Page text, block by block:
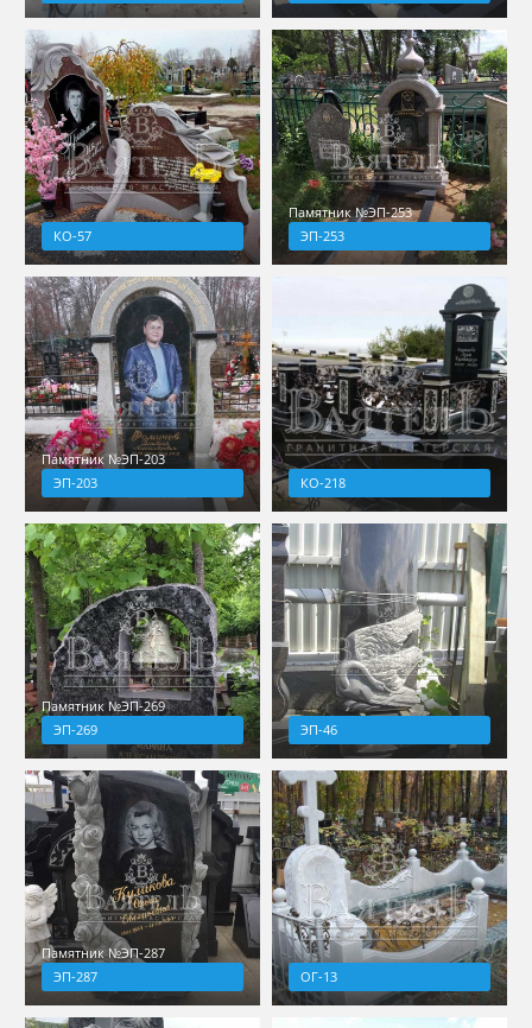
КО-57
Памятник №ЭП-253
ЭП-253
Памятник №ЭП-203
ЭП-203
КО-218
Памятник №ЭП-269
ЭП-269
ЭП-46
Памятник №ЭП-287
ЭП-287
ОГ-13